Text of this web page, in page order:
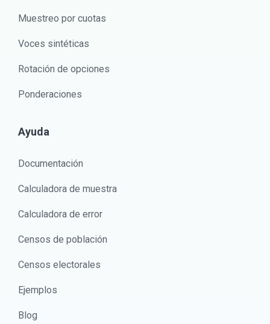
Muestreo por cuotas
Voces sintéticas
Rotación de opciones
Ponderaciones
Ayuda
Documentación
Calculadora de muestra
Calculadora de error
Censos de población
Censos electorales
Ejemplos
Blog